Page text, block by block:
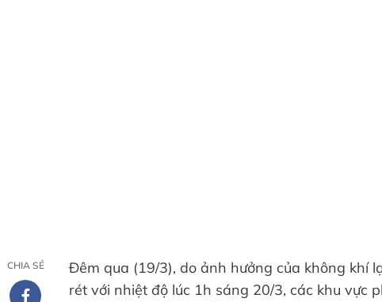
CHIA SẺ
Đêm qua (19/3), do ảnh hưởng của không khí
rét với nhiệt độ lúc 1h sáng 20/3, các khu vực